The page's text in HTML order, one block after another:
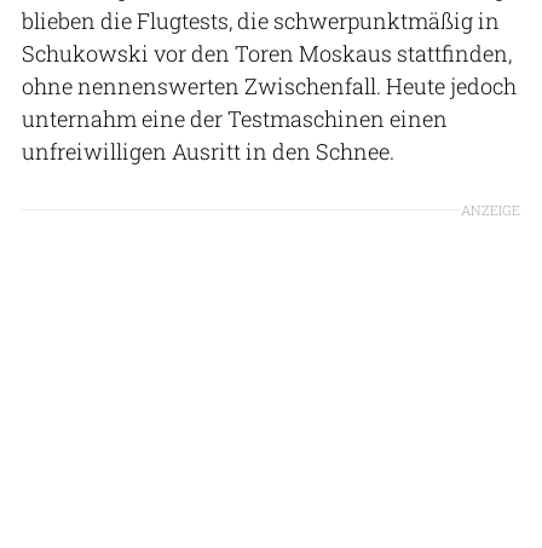
blieben die Flugtests, die schwerpunktmäßig in
Schukowski vor den Toren Moskaus stattfinden,
ohne nennenswerten Zwischenfall. Heute jedoch
unternahm eine der Testmaschinen einen
unfreiwilligen Ausritt in den Schnee.
ANZEIGE